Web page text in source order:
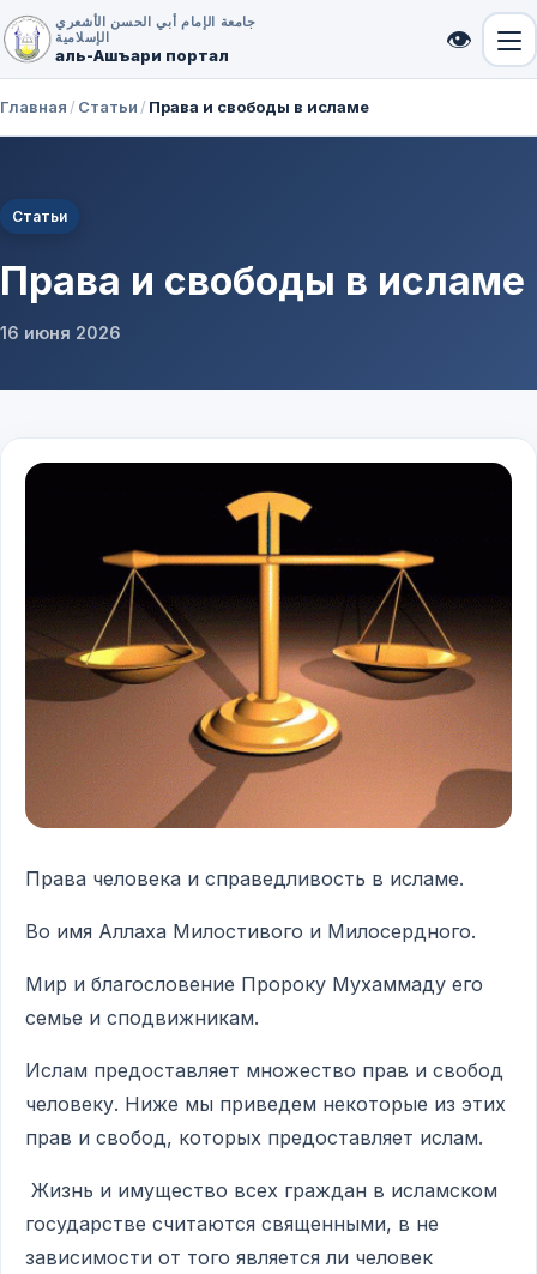
جامعة الإمام أبي الحسن الأشعري
الإسلامية
аль-Ашъари портал 👁
Главная / Статьи / Права и свободы в исламе
Статьи
Права и свободы в исламе
16 июня 2026
Права человека и справедливость в исламе.
Во имя Аллаха Милостивого и Милосердного.
Мир и благословение Пророку Мухаммаду его
семье и сподвижникам.
Ислам предоставляет множество прав и свобод
человеку. Ниже мы приведем некоторые из этих
прав и свобод, которых предоставляет ислам.
Жизнь и имущество всех граждан в исламском
государстве считаются священными, в не
зависимости от того является ли человек